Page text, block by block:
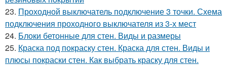
23. Проходной выключатель подключение 3 точки. Схема
подключения проходного выключателя из 3-х мест
24. Блоки бетонные для стен. Виды и размеры
25. Краска под покраску стен. Краска для стен. Виды и
плюсы покраски стен. Как выбрать краску для стен.